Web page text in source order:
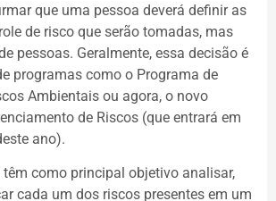
que uma pessoa deverá definir as
de risco que serão tomadas, mas
pessoas. Geralmente, essa decisão é
programas como o Programa de
Ambientais ou agora, o novo
de Riscos (que entrará em
ano).
têm como principal objetivo analisar,
cada um dos riscos presentes em um